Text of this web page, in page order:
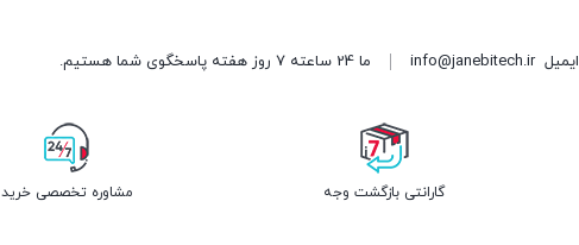
ایمیلinfo@janebitech.ir ما 24 ساعته 7 روز هفته پاسخگوی شما هستیم.
گارانتی بازگشت وجه مشاوره تخصصی خرید